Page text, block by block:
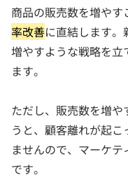
商品の販売数を増やす
率改善に直結します
増やすような戦略を
ます。
ただし、販売数を増
うと、顧客離れが起
ませんので、マーケ
です。